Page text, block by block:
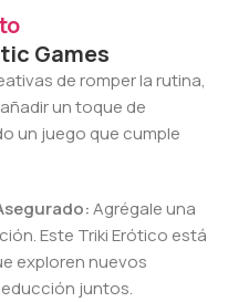
Games
de romper la rutina,
un toque de
un juego que cumple
Agrégale una
Este Triki Erótico está
exploren nuevos
juntos.